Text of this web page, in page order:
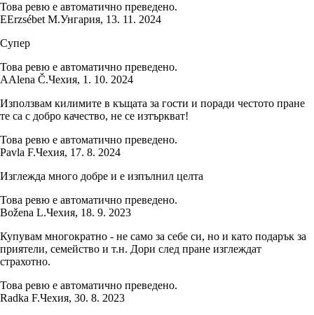
Това ревю е автоматично преведено.
EErzsébet M.Унгария, 13. 11. 2024
Супер
Това ревю е автоматично преведено.
AAlena Č.Чехия, 1. 10. 2024
Използвам килимите в къщата за гости и поради честото пране
те са с добро качество, не се изтъркват!
Това ревю е автоматично преведено.
Pavla F.Чехия, 17. 8. 2024
Изглежда много добре и е изпълнил целта
Това ревю е автоматично преведено.
Božena L.Чехия, 18. 9. 2023
Купувам многократно - не само за себе си, но и като подарък за
приятели, семейство и т.н. Дори след пране изглеждат
страхотно.
Това ревю е автоматично преведено.
Radka F.Чехия, 30. 8. 2023